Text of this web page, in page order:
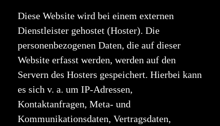
Diese Website wird bei einem externen
Dienstleister gehostet (Hoster). Die
personenbezogenen Daten, die auf dieser
Website erfasst werden, werden auf den
Servern des Hosters gespeichert. Hierbei kann
es sich v. a. um IP-Adressen,
Kontaktanfragen, Meta- und
Kommunikationsdaten, Vertragsdaten,